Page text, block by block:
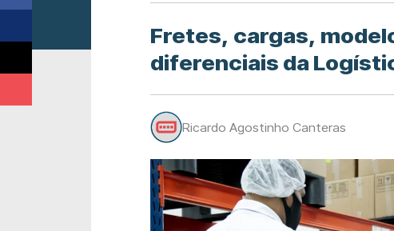
Fretes, cargas,
diferenciais da
Ricardo Agostinho Canteras